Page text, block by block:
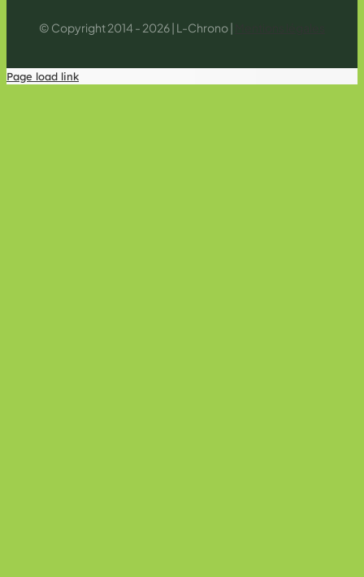
© Copyright 2014 - 2026 | L-Chrono |
Page load link